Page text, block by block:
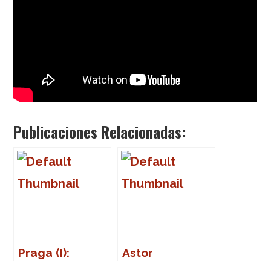
Publicaciones Relacionadas:
Praga (I):
Astor